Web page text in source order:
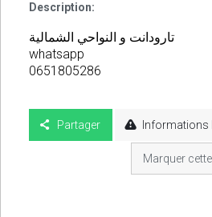
Description:
تارودانت و النواحي الشمالية
whatsapp
0651805286
Partager Informations